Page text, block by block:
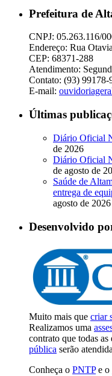
Prefeitura de
CNPJ: 05.263.116/
Endereço: Rua
CEP: 68371-288
Atendimento:
Contato: (93) 99178-
E-mail:
Últimas
Diário Oficial
de 2026
Diário Oficial
de agosto de
Saúde de
entrega de
agosto de 2026
Desenvolvido
Muito mais que criar
Realizamos uma
contrato que todas as
pública serão
Conheça o PNTPe o